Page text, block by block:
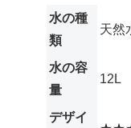
水の種
類
天然
水の容
量
12L
デザイ